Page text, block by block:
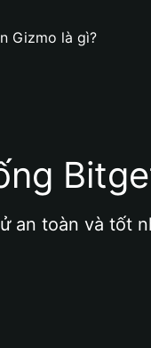
Gizmo là gì?
an toàn và tốt